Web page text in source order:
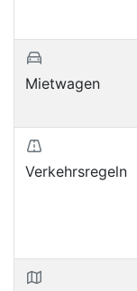
Mietwagen
Verkehrsregeln